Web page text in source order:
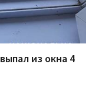
из окна 4